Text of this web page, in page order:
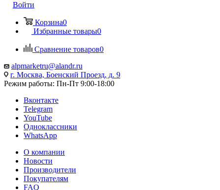
Войти
Корзина0
Избранные товары0
Сравнение товаров0
alpmarketru@alandr.ru
г. Москва, Боенский Проезд, д. 9
Режим работы: Пн-Пт 9:00-18:00
Вконтакте
Telegram
YouTube
Одноклассники
WhatsApp
О компании
Новости
Производители
Покупателям
FAQ